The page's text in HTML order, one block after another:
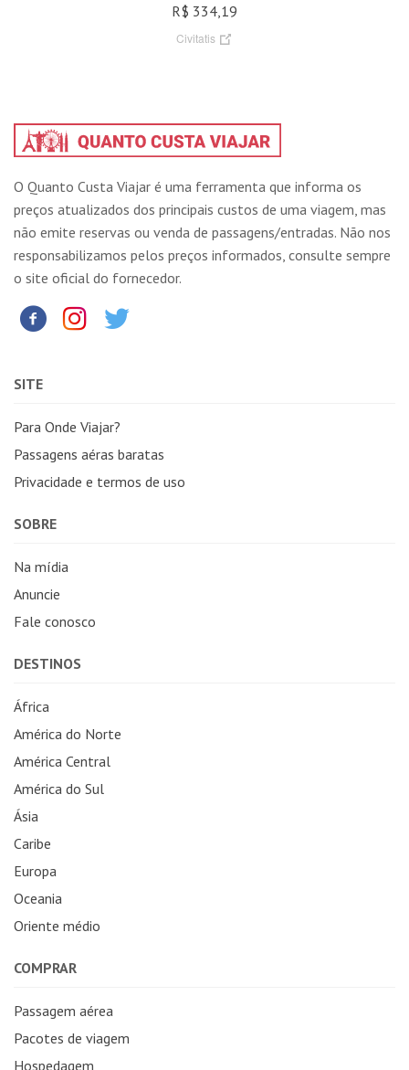
R$ 334,19
Civitatis
O Quanto Custa Viajar é uma ferramenta que informa os
preços atualizados dos principais custos de uma viagem, mas
não emite reservas ou venda de passagens/entradas. Não nos
responsabilizamos pelos preços informados, consulte sempre
o site oficial do fornecedor.
SITE
Para Onde Viajar?
Passagens aéras baratas
Privacidade e termos de uso
SOBRE
Na mídia
Anuncie
Fale conosco
DESTINOS
África
América do Norte
América Central
América do Sul
Ásia
Caribe
Europa
Oceania
Oriente médio
COMPRAR
Passagem aérea
Pacotes de viagem
Hospedagem